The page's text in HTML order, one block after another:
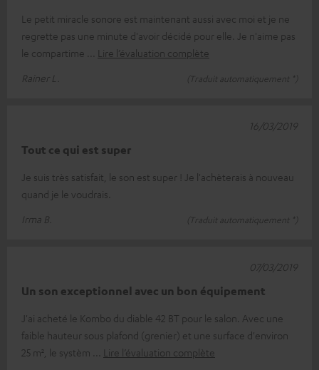
Le petit miracle sonore est maintenant aussi avec moi et je ne
regrette pas une minute d'avoir décidé pour elle. Je n'aime pas
le compartime
Lire l’évaluation complète
Rainer L.
(Traduit automatiquement *)
Tout ce qui est super
Je suis très satisfait, le son est super ! Je l'achèterais à nouveau
quand je le voudrais.
Irma B.
(Traduit automatiquement *)
16/03/2019
Un son exceptionnel avec un bon équipement
J'ai acheté le Kombo du diable 42 BT pour le salon. Avec une
faible hauteur sous plafond (grenier) et une surface d'environ
25 m², le systèm
Lire l’évaluation complète
07/03/2019